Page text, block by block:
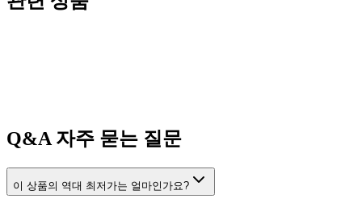
Q&A자주 묻는 질문
이 상품의 역대 최저가는 얼마인가요?